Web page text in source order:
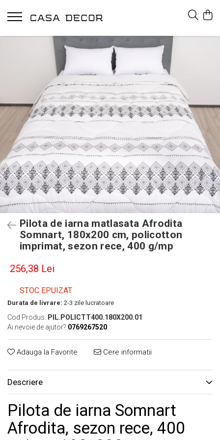
Pilota de iarna matlasata Afrodita
Somnart, 180x200 cm, policotton
imprimat, sezon rece, 400 g/mp
256,38 Lei
STOC EPUIZAT
Durata de livrare: 2-3 zile lucratoare
Cod Produs: PIL.POLICTT400.180X200.01
Ai nevoie de ajutor? 0769267520
Adauga la Favorite Cere informatii
Descriere
Pilota de iarna Somnart
Afrodita, sezon rece, 400